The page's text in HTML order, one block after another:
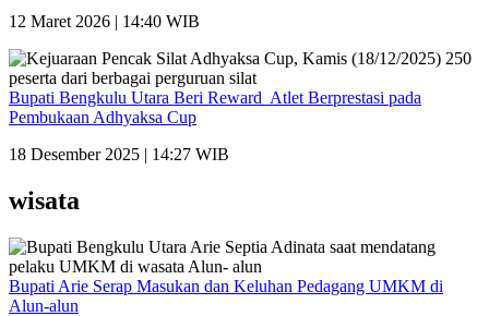
12 Maret 2026 | 14:40 WIB
Bupati Bengkulu Utara Beri Reward Atlet Berprestasi pada
Pembukaan Adhyaksa Cup
18 Desember 2025 | 14:27 WIB
wisata
Bupati Arie Serap Masukan dan Keluhan Pedagang UMKM di
Alun-alun